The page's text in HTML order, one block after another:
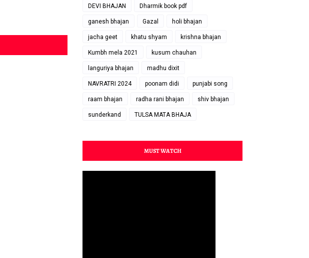
DEVI BHAJAN Dharmik book pdf
ganesh bhajan Gazal holi bhajan
jacha geet khatu shyam krishna bhajan
Kumbh mela 2021 kusum chauhan
languriya bhajan madhu dixit
NAVRATRI 2024 poonam didi punjabi song
raam bhajan radha rani bhajan shiv bhajan
sunderkand TULSA MATA BHAJA
MUST WATCH